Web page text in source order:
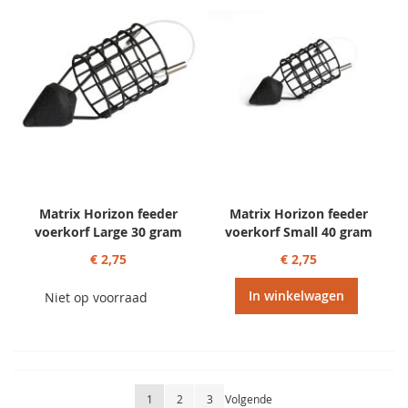
Matrix Horizon feeder
voerkorf Large 30 gram
€ 2,75
Niet op voorraad
Matrix Horizon feeder
voerkorf Small 40 gram
€ 2,75
In winkelwagen
Pagina
U lees momenteel pagina
1 Pagina
2 Pagina
3 Pagina
Volgende